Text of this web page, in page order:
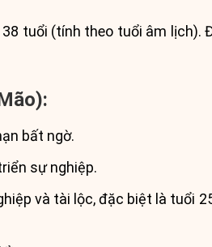
tuổi (tính theo tuổi âm lịch).
bất ngờ.
sự nghiệp.
và tài lộc, đặc biệt là tuổi